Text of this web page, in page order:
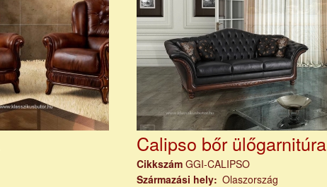
Calipso bőr ülőgarnitúra
Cikkszám GGI-CALIPSO
Származási hely
Olaszország